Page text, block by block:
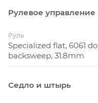
Рулевое управление
Руль
Specialized flat, 6061
backsweep, 31.8mm
Седло и штырь